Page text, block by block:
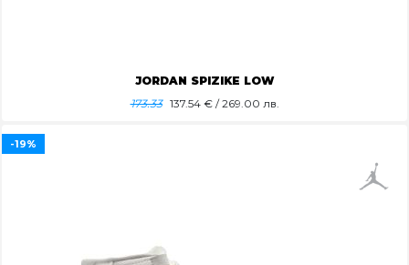
JORDAN SPIZIKE LOW
173.33 137.54€ / 269.00 лв.
-19%